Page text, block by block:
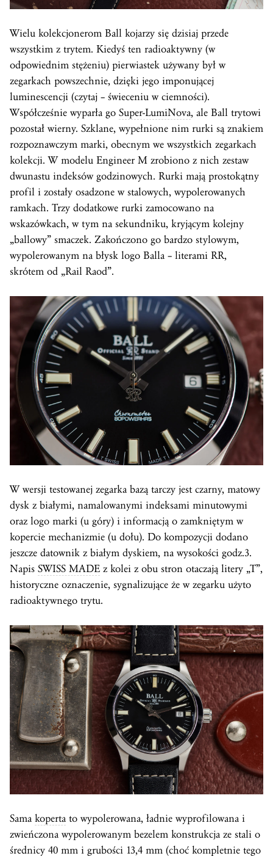
Wielu kolekcjonerom Ball kojarzy się dzisiaj przede
wszystkim z trytem. Kiedyś ten radioaktywny (w
odpowiednim stężeniu) pierwiastek używany był w
zegarkach powszechnie, dzięki jego imponującej
luminescencji (czytaj – świeceniu w ciemności).
Współcześnie wyparła go Super-LumiNova, ale Ball trytowi
pozostał wierny. Szklane, wypełnione nim rurki są znakiem
rozpoznawczym marki, obecnym we wszystkich zegarkach
kolekcji. W modelu Engineer M zrobiono z nich zestaw
dwunastu indeksów godzinowych. Rurki mają prostokątny
profil i zostały osadzone w stalowych, wypolerowanych
ramkach. Trzy dodatkowe rurki zamocowano na
wskazówkach, w tym na sekundniku, kryjącym kolejny
„ballowy” smaczek. Zakończono go bardzo stylowym,
wypolerowanym na błysk logo Balla – literami RR,
skrótem od „Rail Raod”.
W wersji testowanej zegarka bazą tarczy jest czarny, matowy
dysk z białymi, namalowanymi indeksami minutowymi
oraz logo marki (u góry) i informacją o zamkniętym w
kopercie mechanizmie (u dołu). Do kompozycji dodano
jeszcze datownik z białym dyskiem, na wysokości godz.3.
Napis SWISS MADE z kolei z obu stron otaczają litery „T”,
historyczne oznaczenie, sygnalizujące że w zegarku użyto
radioaktywnego trytu.
Sama koperta to wypolerowana, ładnie wyprofilowana i
zwieńczona wypolerowanym bezelem konstrukcja ze stali o
średnicy 40 mm i grubości 13,4 mm (choć kompletnie tego